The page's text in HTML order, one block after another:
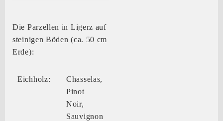
Die Parzellen in Ligerz auf
steinigen Böden (ca. 50 cm
Erde):
Eichholz:
Chasselas,
Pinot
Noir,
Sauvignon